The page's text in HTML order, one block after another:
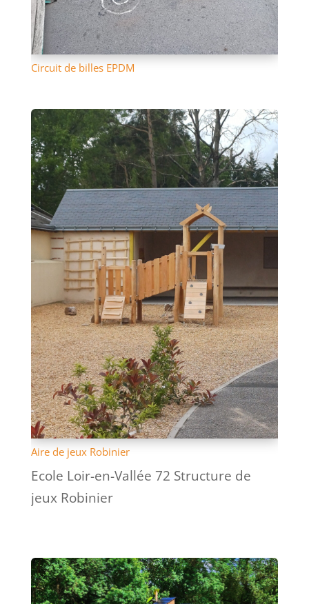
Circuit de billes EPDM
Aire de jeux Robinier
Ecole Loir-en-Vallée 72 Structure de
jeux Robinier